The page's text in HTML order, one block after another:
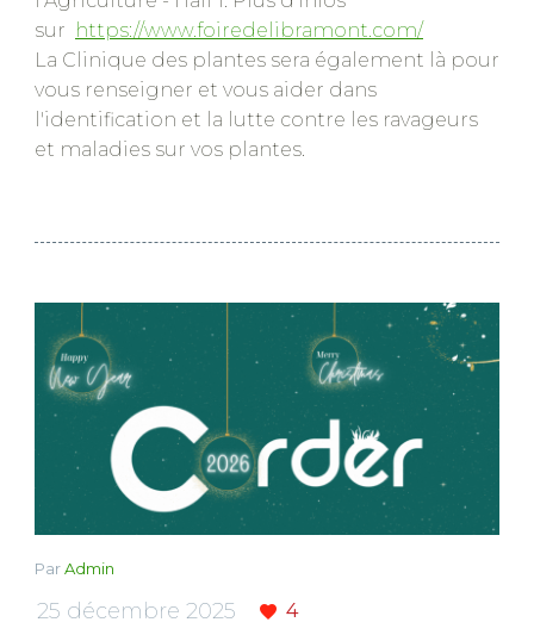
sur https://www.foiredelibramont.com/
La Clinique des plantes sera également là pour
vous renseigner et vous aider dans
l'identification et la lutte contre les ravageurs
et maladies sur vos plantes.
ParAdmin
25 décembre 2025 4